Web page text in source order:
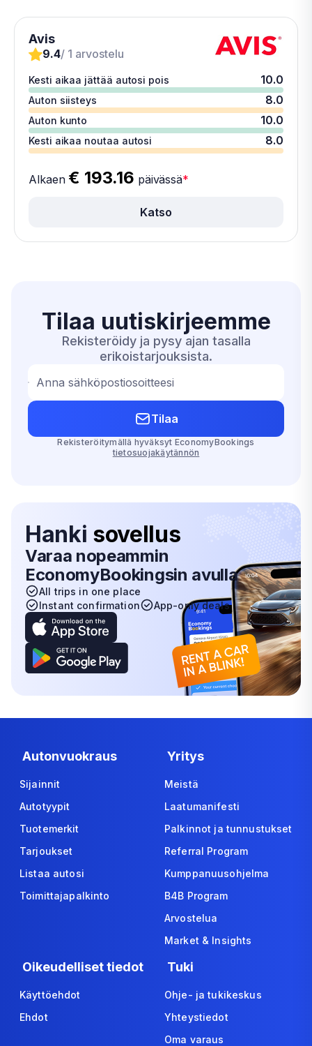
Avis
9.4/ 1 arvostelu
Kesti aikaa jättää autosi pois 10.0
Auton siisteys 8.0
Auton kunto 10.0
Kesti aikaa noutaa autosi 8.0
Alkaen € 193.16 päivässä*
Katso
Tilaa uutiskirjeemme
Rekisteröidy ja pysy ajan tasalla
erikoistarjouksista.
Anna sähköpostiosoitteesi
Tilaa
Rekisteröitymällä hyväksyt EconomyBookings
tietosuojakäytännön
Hanki sovellus
Varaa nopeammin
EconomyBookingsin avulla
All trips in one place
Instant confirmation
App-only deals
Autonvuokraus
Sijainnit
Autotyypit
Tuotemerkit
Tarjoukset
Listaa autosi
Toimittajapalkinto
Yritys
Meistä
Laatumanifesti
Palkinnot ja tunnustukset
Referral Program
Kumppanuusohjelma
B4B Program
Arvostelua
Market & Insights
Oikeudelliset tiedot
Käyttöehdot
Ehdot
Tuki
Ohje- ja tukikeskus
Yhteystiedot
Oma varaus